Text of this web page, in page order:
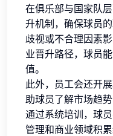
在俱乐部与国家队
升机制，确保球员
歧视或不合理因素
业晋升路径，球员
值。
此外，员工会还开
助球员了解市场趋
通过系统培训，球
管理和商业领域积